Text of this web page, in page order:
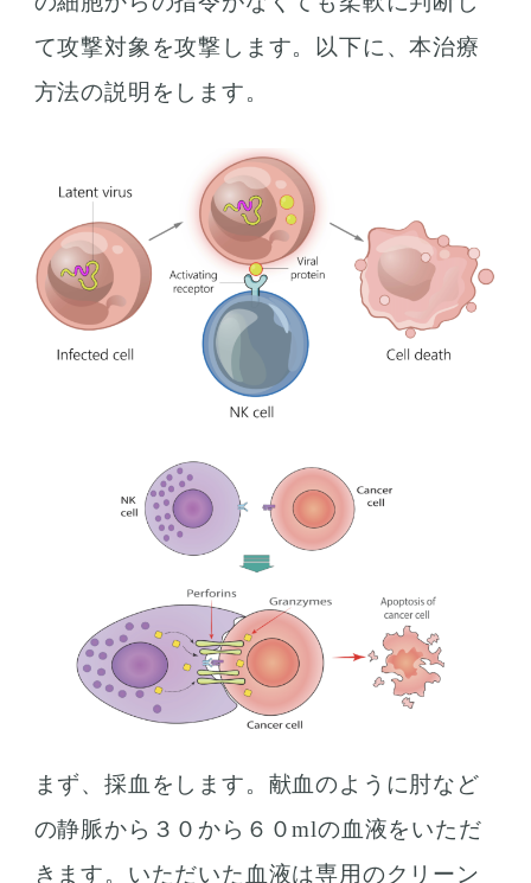
て攻撃対象を攻撃します。以下に、本治療
方法の説明をします。
まず、採血をします。献血のように肘など
の静脈から３０から６０mlの血液をいただ
きます。いただいた血液は専用のクリーン